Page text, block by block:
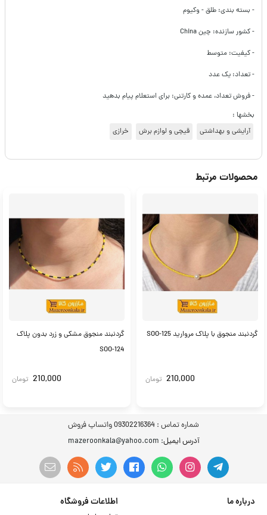
- بسته بندی: طلق - وکیوم
- کشور سازنده: چین China
- کیفیت: متوسط
- تعداد: یک عدد
- فروش تعداد، عمده و کارتنی: برای استعلام پیام بدهید
بخشها :
آرایشی و بهداشتی
قیچی و لوازم برش خرازی
محصولات مرتبط
گردنبند منجوق با پلاک مروارید SOO-125
210,000 تومان
گردنبند منجوق مشکی و زرد بدون پلاک
SOO-124
210,000 تومان
شماره تماس : 09302216364 واتساپ فروش
آدرس ایمیل: mazeroonkala@yahoo.com
درباره ما اطلاعات فروشگاه